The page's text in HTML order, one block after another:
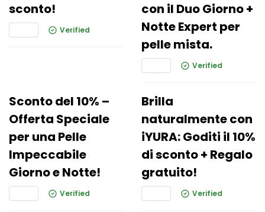
sconto!
Verified
con il Duo Giorno +
Notte Expert per
pelle mista.
Verified
Sconto del 10% –
Offerta Speciale
per una Pelle
Impeccabile
Giorno e Notte!
Verified
Brilla
naturalmente con
iYURA: Goditi il 10%
di sconto + Regalo
gratuito!
Verified